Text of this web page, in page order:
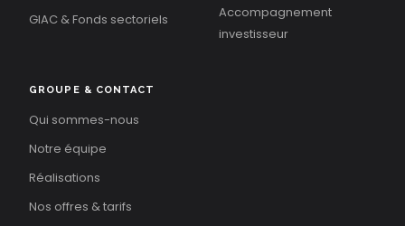
GIAC & Fonds sectoriels
Accompagnement
investisseur
GROUPE & CONTACT
Qui sommes-nous
Notre équipe
Réalisations
Nos offres & tarifs